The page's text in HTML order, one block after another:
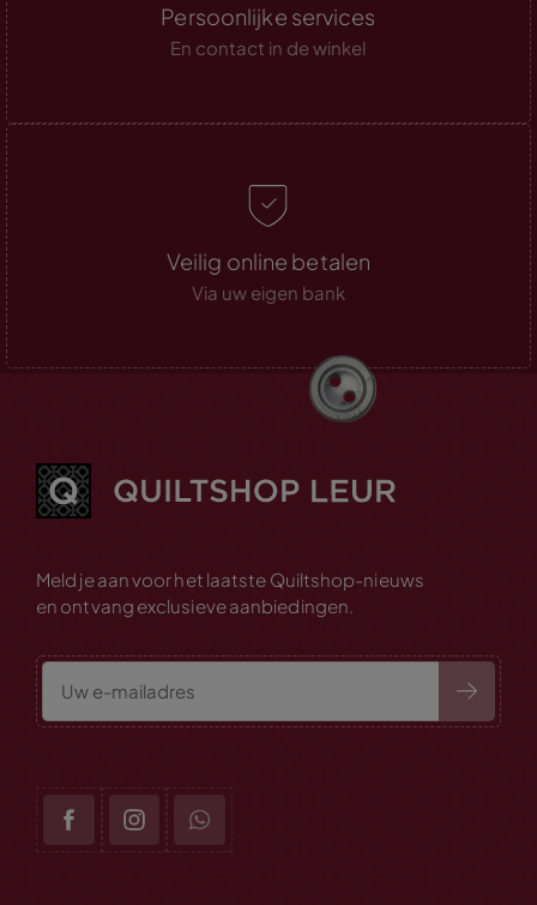
Persoonlijke services
En contact in de winkel
Veilig online betalen
Via uw eigen bank
Meld je aan voor het laatste Quiltshop-nieuws
en ontvang exclusieve aanbiedingen.